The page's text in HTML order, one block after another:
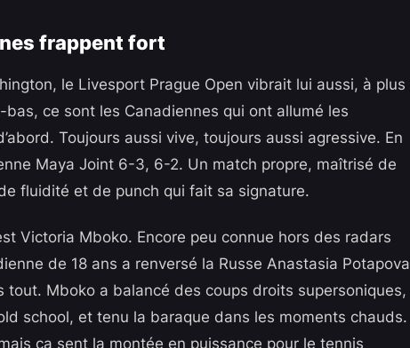
frappent fort
le Livesport Prague Open vibrait lui aussi, à plus
bas, ce sont les Canadiennes qui ont allumé les
Toujours aussi vive, toujours aussi agressive. En
Maya Joint 6-3, 6-2. Un match propre, maîtrisé de
fluidité et de punch qui fait sa signature.
Victoria Mboko. Encore peu connue hors des radars
de 18 ans a renversé la Russe Anastasia Potapova
Mboko a balancé des coups droits supersoniques,
school, et tenu la baraque dans les moments chauds.
ça sent la montée en puissance pour le tennis